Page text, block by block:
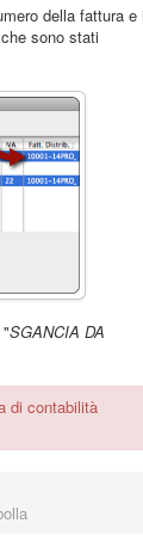
della fattura e
sono stati
SGANCIA DA
di contabilità